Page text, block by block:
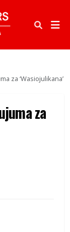
za ‘Wasiojulikana’
za